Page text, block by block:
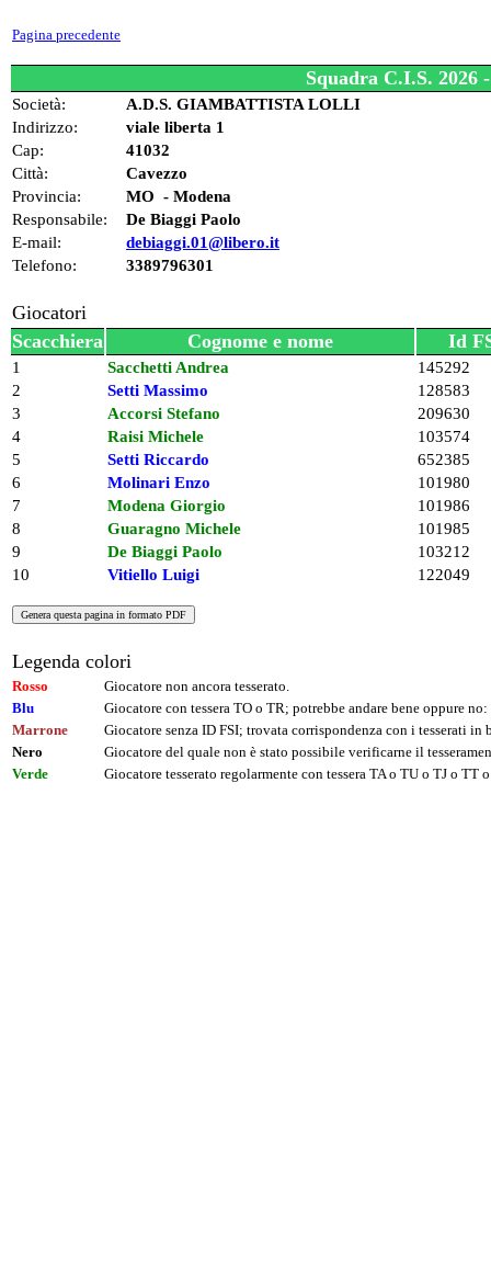
Pagina precedente
Squadra C.I.S. 2026
Società:
A.D.S. GIAMBATTISTA LOLLI
Indirizzo:
viale liberta 1
Cap:
41032
Città:
Cavezzo
Provincia:
MO - Modena
Responsabile:
De Biaggi Paolo
E-mail:
debiaggi.01@libero.it
Telefono:
3389796301
Giocatori
Scacchiera
Cognome e nome Id
1 Sacchetti Andrea
145292
2
Setti Massimo
128583
3
Accorsi Stefano
209630
4
Raisi Michele
103574
5
Setti Riccardo
652385
6
Molinari Enzo
101980
7
Modena Giorgio
101986
8
Guaragno Michele
101985
9
De Biaggi Paolo
103212
10
Vitiello Luigi 122049
Legenda colori
Rosso
Giocatore non ancora tesserato.
Blu
Giocatore con tessera TO o TR; potrebbe andare bene oppure
Marrone
Giocatore senza ID FSI; trovata corrispondenza con i tesserati
Nero
Giocatore del quale non è stato possibile verificarne il
Verde
Giocatore tesserato regolarmente con tessera TA o TU o TJ o TT